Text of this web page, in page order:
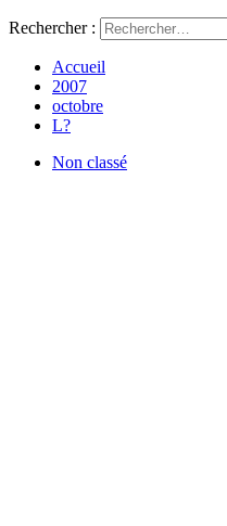
Rechercher :
Accueil
2007
octobre
L?
Non classé